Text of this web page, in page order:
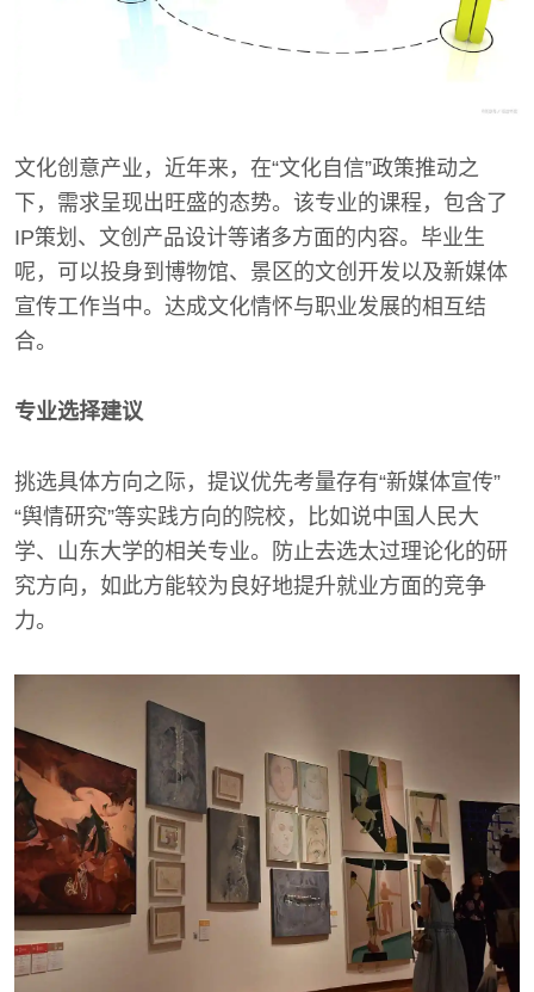
文化创意产业，近年来，在“文化自信”政策推动之
下，需求呈现出旺盛的态势。该专业的课程，包含了
IP策划、文创产品设计等诸多方面的内容。毕业生
呢，可以投身到博物馆、景区的文创开发以及新媒体
宣传工作当中。达成文化情怀与职业发展的相互结
合。
专业选择建议
挑选具体方向之际，提议优先考量存有“新媒体宣传”
“舆情研究”等实践方向的院校，比如说中国人民大
学、山东大学的相关专业。防止去选太过理论化的研
究方向，如此方能较为良好地提升就业方面的竞争
力。